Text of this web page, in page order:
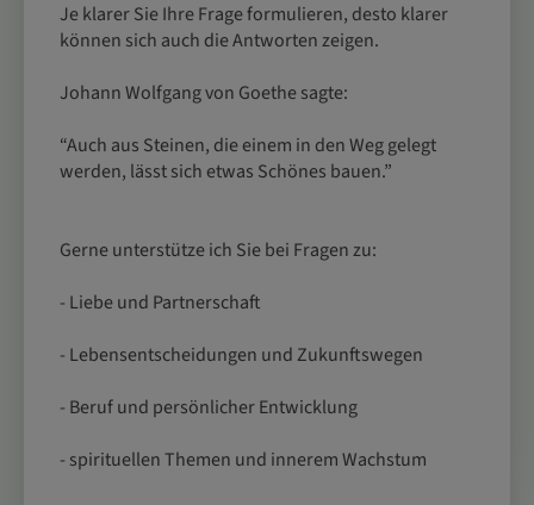
Je klarer Sie Ihre Frage formulieren, desto klarer
können sich auch die Antworten zeigen.
Johann Wolfgang von Goethe sagte:
“Auch aus Steinen, die einem in den Weg gelegt
werden, lässt sich etwas Schönes bauen.”
Gerne unterstütze ich Sie bei Fragen zu:
- Liebe und Partnerschaft
- Lebensentscheidungen und Zukunftswegen
- Beruf und persönlicher Entwicklung
- spirituellen Themen und innerem Wachstum